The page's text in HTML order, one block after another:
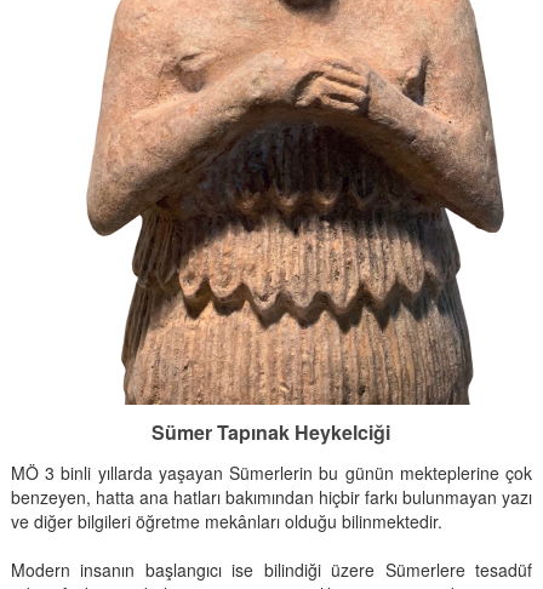
Sümer Tapınak Heykelciği
MÖ 3 binli yıllarda yaşayan Sümerlerin bu günün mekteplerine çok
benzeyen, hatta ana hatları bakımından hiçbir farkı bulunmayan yazı
ve diğer bilgileri öğretme mekânları olduğu bilinmektedir.
Modern insanın başlangıcı ise bilindiği üzere Sümerlere tesadüf